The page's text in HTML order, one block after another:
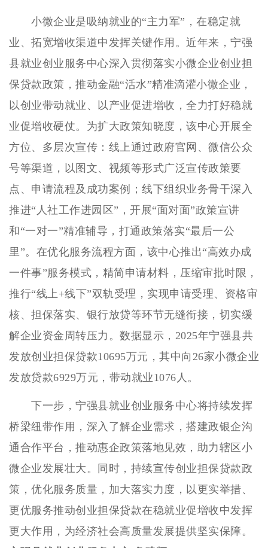
小微企业是吸纳就业的“主力军”，在稳定就
业、拓宽增收渠道中发挥关键作用。近年来，宁强
县就业创业服务中心深入贯彻落实小微企业创业担
保贷款政策，推动金融“活水”精准滴灌小微企业，
以创业带动就业、以产业促进增收，全力打好稳就
业促增收硬仗。为扩大政策知晓度，该中心开展全
方位、多层次宣传：线上通过政府官网、微信公众
号等渠道，以图文、视频等形式广泛宣传政策要
点、申请流程及成功案例；线下组织业务骨干深入
推进“人社工作进园区”，开展“面对面”政策宣讲
和“一对一”精准辅导，打通政策落实“最后一公
里”。在优化服务流程方面，该中心推出“高效办成
一件事”服务模式，精简申请材料，压缩审批时限，
推行“线上+线下”双轨受理，实现申请受理、资格审
核、担保落实、银行放贷等环节无缝衔接，切实缓
解企业资金周转压力。数据显示，2025年宁强县共
发放创业担保贷款10695万元，其中向26家小微企业
发放贷款6929万元，带动就业1076人。
下一步，宁强县就业创业服务中心将持续发挥
桥梁纽带作用，深入了解企业需求，搭建政银企沟
通合作平台，推动惠企政策落地见效，助力辖区小
微企业发展壮大。同时，持续宣传创业担保贷款政
策，优化服务质量，加大落实力度，以更实举措、
更优服务推动创业担保贷款在稳就业促增收中发挥
更大作用，为经济社会高质量发展提供坚实保障。